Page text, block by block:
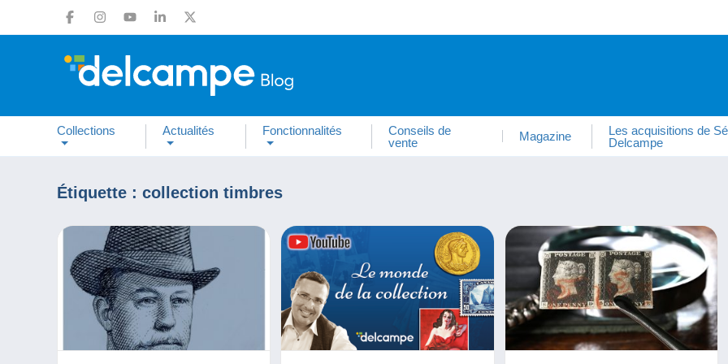
Collections Actualités Fonctionnalités
Conseils de
vente
Magazine
Les acquisitions de
Delcampe
Étiquette : collection timbres